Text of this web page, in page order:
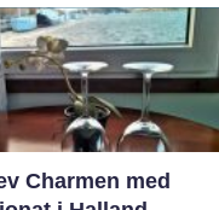
Charmen med